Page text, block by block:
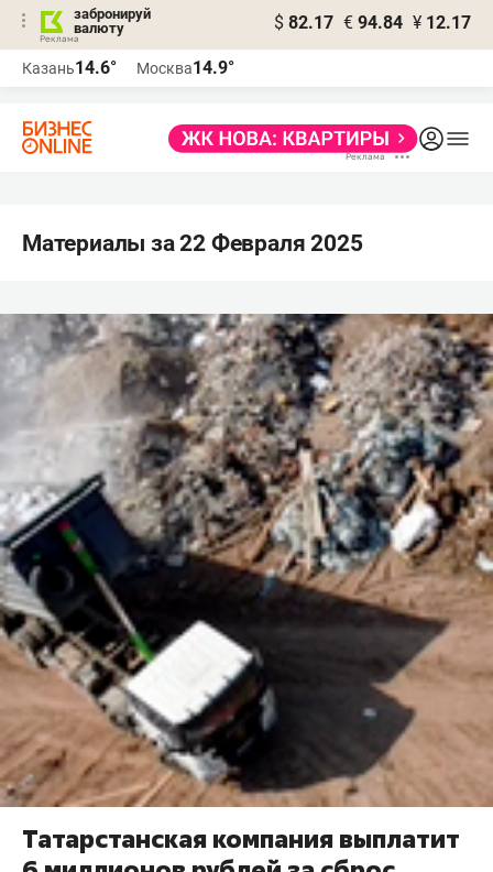
забронируй
валюту
$ 82.17 € 94.84 ¥ 12.17
Казань14.6° Москва14.9°
Материалы за 22 Февраля 2025
Татарстанская компания выплатит